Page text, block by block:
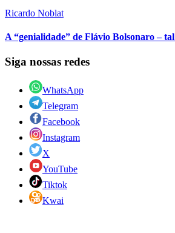
Ricardo Noblat
A “genialidade” de Flávio Bolsonaro –
Siga nossas redes
WhatsApp
Telegram
Facebook
Instagram
X
YouTube
Tiktok
Kwai